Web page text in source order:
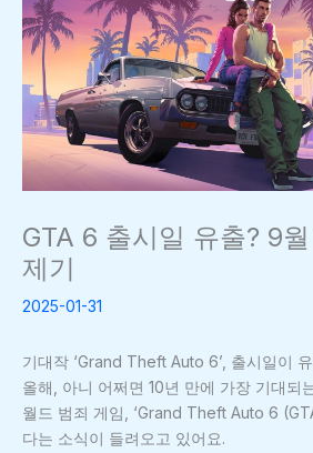
GTA 6 출시일 유출? 9
제기
2025-01-31
기대작 ‘Grand Theft Auto 6’, 출시일이
올해, 아니 어쩌면 10년 만에 가장 기대되
월드 범죄 게임, ‘Grand Theft Auto 6
다는 소식이 들려오고 있어요.